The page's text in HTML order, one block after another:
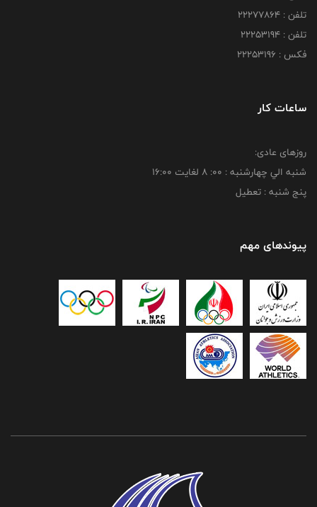
تلفن : 22277864
تلفن : 22253194
فکس : 22253196
ساعات کار
روزهای عادی:
شنبه الي چهارشنبه : 00: 8 لغايت 16:00
پنج شنبه : تعطیل
پیوندهای مهم